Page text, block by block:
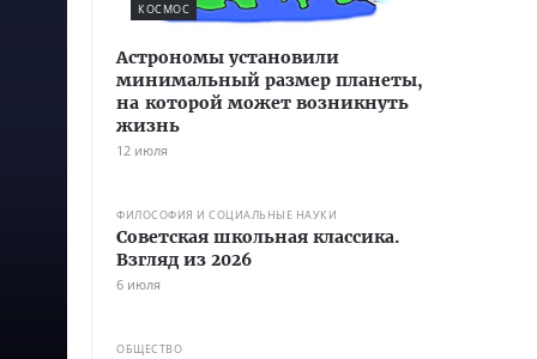
КОСМОС
Астрономы установили
минимальный размер планеты,
на которой может возникнуть
жизнь
12 июля
ФИЛОСОФИЯ И СОЦИАЛЬНЫЕ НАУКИ
Советская школьная классика.
Взгляд из 2026
6 июля
ОБЩЕСТВО